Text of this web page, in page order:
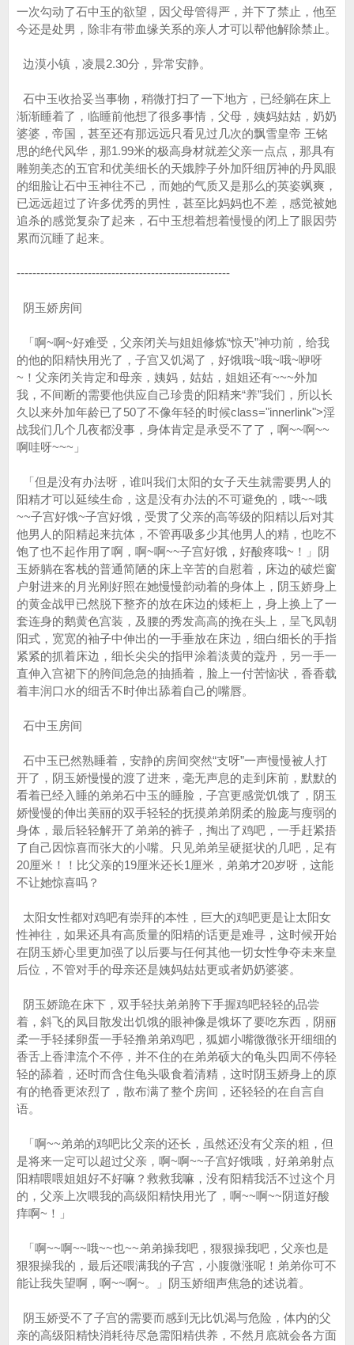
一次勾动了石中玉的欲望，因父母管得严，并下了禁止，他至
今还是处男，除非有带血缘关系的亲人才可以帮他解除禁止。
边漠小镇，凌晨2.30分，异常安静。
石中玉收拾妥当事物，稍微打扫了一下地方，已经躺在床上
渐渐睡着了，临睡前他想了很多事情，父母，姨妈姑姑，奶奶
婆婆，帝国，甚至还有那远远只看见过几次的飘雪皇帝 王铭
思的绝代风华，那1.99米的极高身材就差父亲一点点，那具有
雕朔美态的五官和优美细长的天娥脖子外加阡细厉神的丹凤眼
的细脸让石中玉神往不己，而她的气质又是那么的英姿飒爽，
已远远超过了许多优秀的男性，甚至比妈妈也不差，感觉被她
追杀的感觉复杂了起来，石中玉想着想着慢慢的闭上了眼因劳
累而沉睡了起来。
------------------------------------------------------
阴玉娇房间
「啊~啊~好难受，父亲闭关与姐姐修炼“惊天”神功前，给我
的他的阳精快用光了，子宫又饥渴了，好饿哦~哦~哦~咿呀
~！父亲闭关肯定和母亲，姨妈，姑姑，姐姐还有~~~外加
我，不间断的需要他供应自己珍贵的阳精来“养”我们，所以长
久以来外加年龄已了50了不像年轻的时候class="innerlink">淫
战我们几个几夜都没事，身体肯定是承受不了了，啊~~啊~~
啊哇呀~~~」
「但是没有办法呀，谁叫我们太阳的女子天生就需要男人的
阳精才可以延续生命，这是没有办法的不可避免的，哦~~哦
~~子宫好饿~子宫好饿，受贯了父亲的高等级的阳精以后对其
他男人的阳精起来抗体，不管再吸多少其他男人的精，也吃不
饱了也不起作用了啊，啊~啊~~子宫好饿，好酸疼哦~！」阴
玉娇躺在客栈的普通简陋的床上辛苦的自慰着，床边的破烂窗
户射进来的月光刚好照在她慢慢韵动着的身体上，阴玉娇身上
的黄金战甲已然脱下整齐的放在床边的矮柜上，身上换上了一
套连身的鹅黄色宫装，及腰的秀发高高的挽在头上，呈飞凤朝
阳式，宽宽的袖子中伸出的一手垂放在床边，细白细长的手指
紧紧的抓着床边，细长尖尖的指甲涂着淡黄的蔻丹，另一手一
直伸入宫裙下的胯间急急的抽插着，脸上一付苦恼状，香香载
着丰润口水的细舌不时伸出舔着自己的嘴唇。
石中玉房间
石中玉已然熟睡着，安静的房间突然“支呀”一声慢慢被人打
开了，阴玉娇慢慢的渡了进来，毫无声息的走到床前，默默的
看着已经入睡的弟弟石中玉的睡脸，子宫更感觉饥饿了，阴玉
娇慢慢的伸出美丽的双手轻轻的抚摸弟弟阴柔的脸庞与瘦弱的
身体，最后轻轻解开了弟弟的裤子，掏出了鸡吧，一手赶紧捂
了自己因惊喜而张大的小嘴。只见弟弟呈硬挺状的几吧，足有
20厘米！！比父亲的19厘米还长1厘米，弟弟才20岁呀，这能
不让她惊喜吗？
太阳女性都对鸡吧有崇拜的本性，巨大的鸡吧更是让太阳女
性神往，如果还具有高质量的阳精的话更是难寻，这时候开始
在阴玉娇心里更加强了以后要与任何其他一切女性争夺未来皇
后位，不管对手的母亲还是姨妈姑姑更或者奶奶婆婆。
阴玉娇跪在床下，双手轻扶弟弟胯下手握鸡吧轻轻的品尝
着，斜飞的凤目散发出饥饿的眼神像是饿坏了要吃东西，阴丽
柔一手轻揉卵蛋一手轻撸弟弟鸡吧，狐媚小嘴微微张开细细的
香舌上香津流个不停，并不住的在弟弟硕大的龟头四周不停轻
轻的舔着，还时而含住龟头吸食着清精，这时阴玉娇身上的原
有的艳香更浓烈了，散布满了整个房间，还轻轻的在自言自
语。
「啊~~弟弟的鸡吧比父亲的还长，虽然还没有父亲的粗，但
是将来一定可以超过父亲，啊~啊~~子宫好饿哦，好弟弟射点
阳精喂喂姐姐好不好嘛？救救我嘛，没有阳精我活不过这个月
的，父亲上次喂我的高级阳精快用光了，啊~~啊~~阴道好酸
痒啊~！」
「啊~~啊~~哦~~也~~弟弟操我吧，狠狠操我吧，父亲也是
狠狠操我的，最后还喂满我的子宫，小腹微涨呢！弟弟你可不
能让我失望啊，啊~~啊~。」阴玉娇细声焦急的述说着。
阴玉娇受不了子宫的需要而感到无比饥渴与危险，体内的父
亲的高级阳精快消耗待尽急需阳精供养，不然月底就会各方面